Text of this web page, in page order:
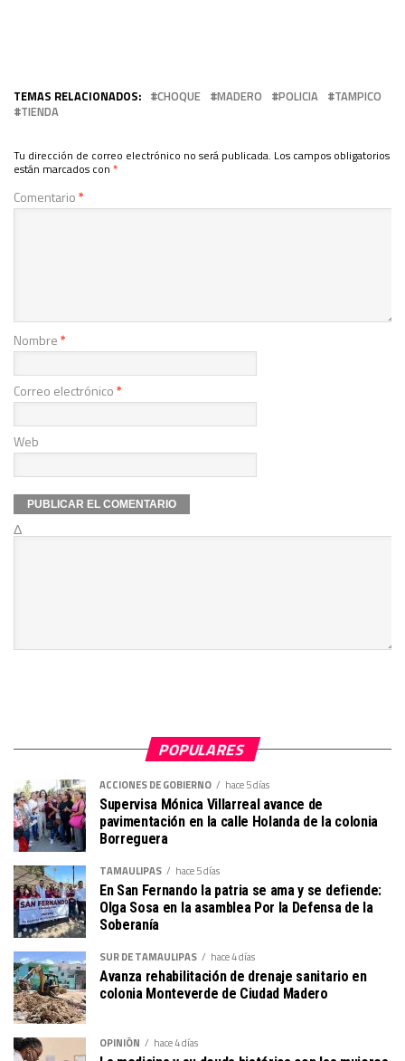
TEMAS RELACIONADOS: CHOQUE MADERO POLICIA
TAMPICO
TIENDA
Tu dirección de correo electrónico no será publicada. Los campos obligatorios
están marcados con *
Comentario*
Nombre*
Correo electrónico*
Web
Δ
POPULARES
ACCIONES DE GOBIERNO hace 5 días
Supervisa Mónica Villarreal avance de
pavimentación en la calle Holanda de la colonia
Borreguera
TAMAULIPAS hace 5 días
En San Fernando la patria se ama y se defiende:
Olga Sosa en la asamblea Por la Defensa de la
Soberanía
SUR DE TAMAULIPAS hace 4 días
Avanza rehabilitación de drenaje sanitario en
colonia Monteverde de Ciudad Madero
OPINIÓN hace 4 días